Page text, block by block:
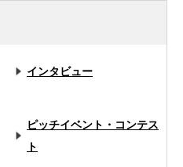
インタビュー
ピッチイベント・コンテス
ト